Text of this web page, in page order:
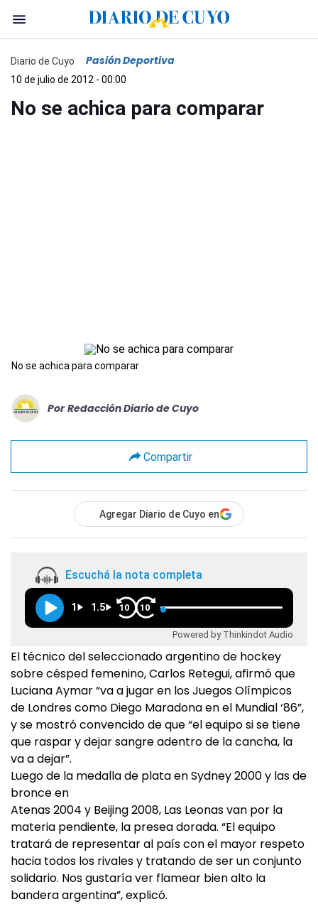
Diario de Cuyo Pasión Deportiva
10 de julio de 2012 - 00:00
No se achica para comparar
No se achica para comparar
Por Redacción Diario de Cuyo
Compartir
Agregar Diario de Cuyo en
Escuchá la nota completa
1 1.5 10 10
Powered by Thinkindot Audio
El técnico del seleccionado argentino de hockey
sobre césped femenino, Carlos Retegui, afirmó que
Luciana Aymar “va a jugar en los Juegos Olímpicos
de Londres como Diego Maradona en el Mundial ‘86”,
y se mostró convencido de que “el equipo si se tiene
que raspar y dejar sangre adentro de la cancha, la
va a dejar”.
Luego de la medalla de plata en Sydney 2000 y las de
bronce en
Atenas 2004 y Beijing 2008, Las Leonas van por la
materia pendiente, la presea dorada. “El equipo
tratará de representar al país con el mayor respeto
hacia todos los rivales y tratando de ser un conjunto
solidario. Nos gustaría ver flamear bien alto la
bandera argentina”, explicó.